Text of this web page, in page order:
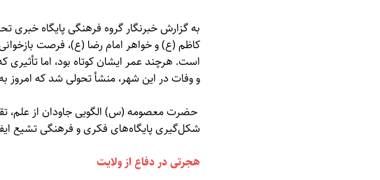
به گزارش خبرنگار گروه فرهنگی پایگاه خبری
کاظم (ع) و خواهر امام رضا (ع)، فرصت
است. هرچند عمر ایشان کوتاه بود، اما
و وفات در این شهر، منشأ تحولی شد که
حضرت معصومه (س) الگویی جاودان از علم،
شکل‌گیری پایگاه‌های فکری و فرهنگی تشیع
هجرتی در دفاع از ولایت